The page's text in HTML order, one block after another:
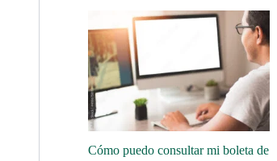
Cómo puedo consultar mi boleta de